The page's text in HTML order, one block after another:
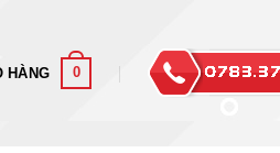
HÀNG 0